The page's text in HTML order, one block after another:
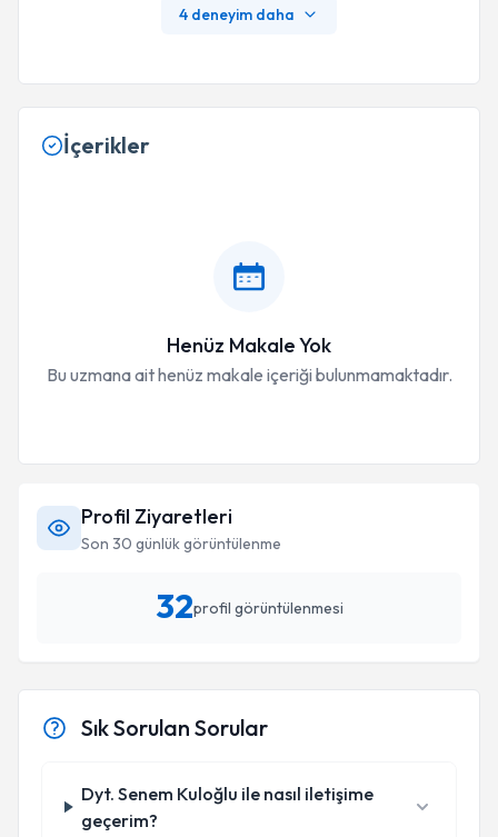
4 deneyim daha
İçerikler
Henüz Makale Yok
Bu uzmana ait henüz makale içeriği bulunmamaktadır.
Profil Ziyaretleri
Son 30 günlük görüntülenme
32profil görüntülenmesi
Sık Sorulan Sorular
Dyt. Senem Kuloğlu ile nasıl iletişime
geçerim?